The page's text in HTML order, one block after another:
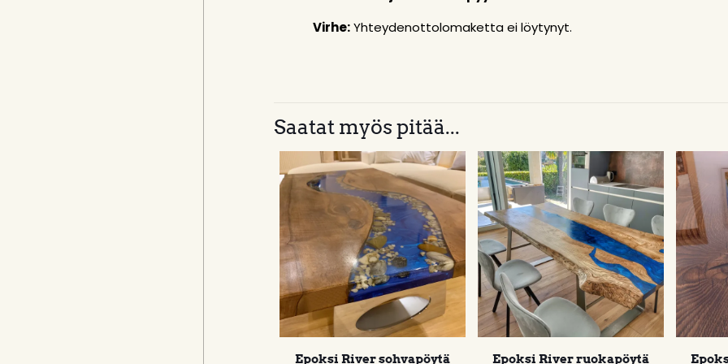
Virhe:Yhteydenottolomaketta ei löytynyt.
Saatat myös pitää...
Epoksi River sohvapöytä Epoksi River ruokapöytä